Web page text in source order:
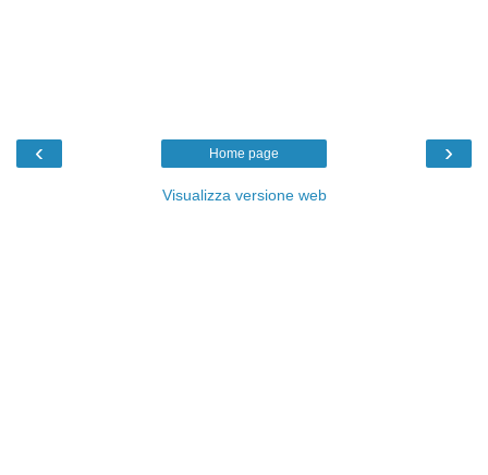
‹ ›
Home page
Visualizza versione web